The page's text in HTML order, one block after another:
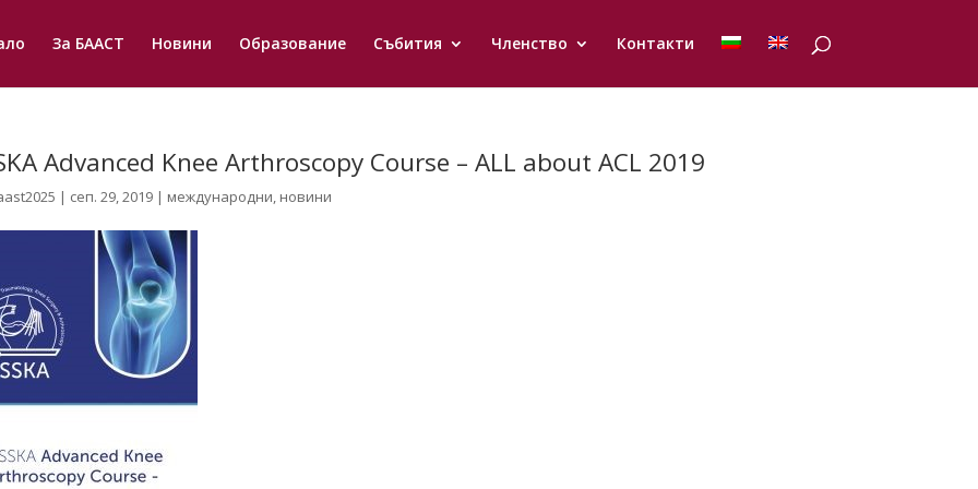
За БААСТ Новини Образование Събития Членство Контакти
Advanced Knee Arthroscopy Course – ALL about ACL 2019
| сеп. 29, 2019| международни, новини